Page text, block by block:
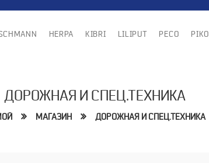
HERPA KIBRI LILIPUT PECO PIKO
ДОРОЖНАЯ И СПЕЦ.ТЕХНИКА
МАГАЗИН ДОРОЖНАЯ И СПЕЦ.ТЕХНИКА